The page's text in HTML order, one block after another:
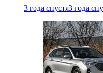
3 года спустя3 года